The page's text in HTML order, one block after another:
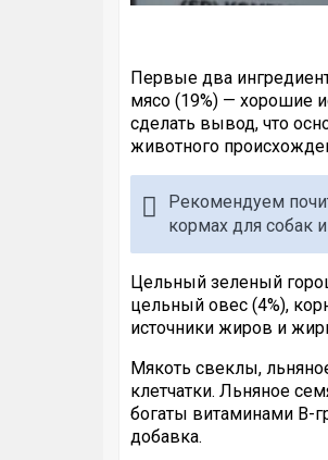
Первые два
мясо (19%) — хорошие
сделать вывод, что
животного
Рекомендуем
кормах для собак
Цельный зеленый
цельный овес (4%),
источники жиров и
Мякоть свеклы,
клетчатки. Льняное
богаты витаминами B-
добавка.